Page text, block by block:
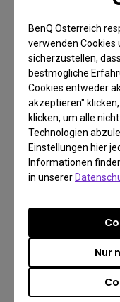
BenQ Österreich
verwenden Cookies
sicherzustellen,
bestmögliche
Cookies entweder
akzeptieren"
klicken, um alle
Technologien
Einstellungen hier
Informationen
in unserer
Nur
Schwarzen
unterschiedliche
unterschiedlichen
über Gelb bis
Farbtemperatur,
Farbe; steigt die
Farbe von Weiß
Beleuchtung
Blauanteil als
Licht bleiben wir
von Melatonin
Licht nur wenig
Melatonin.